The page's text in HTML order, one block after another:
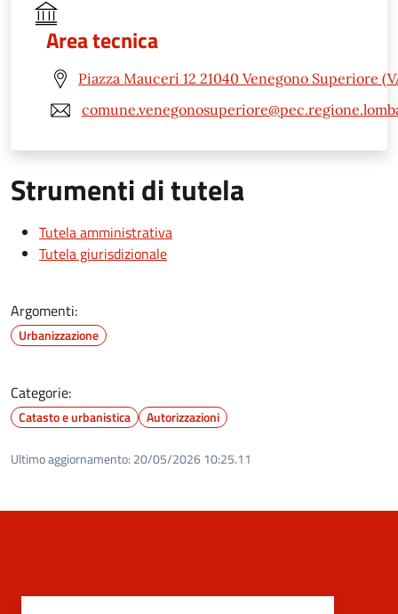
Area tecnica
Piazza Mauceri 12 21040 Venegono Superiore
Strumenti di tutela
Tutela amministrativa
Tutela giurisdizionale
Argomenti:
Urbanizzazione
Categorie:
Catasto e urbanistica Autorizzazioni
Ultimo aggiornamento: 20/05/2026 10:25.11